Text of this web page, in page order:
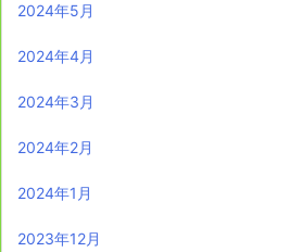
2024年5月
2024年4月
2024年3月
2024年2月
2024年1月
2023年12月